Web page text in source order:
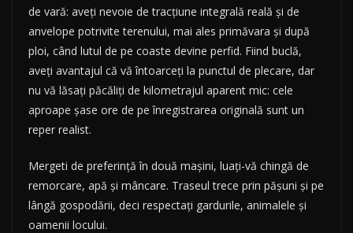
de vară: aveți nevoie de tracțiune integrală reală și de
anvelope potrivite terenului, mai ales primăvara și după
ploi, când lutul de pe coaste devine perfid. Fiind buclă,
aveți avantajul că vă întoarceți la punctul de plecare, dar
nu vă lăsați păcăliți de kilometrajul aparent mic: cele
aproape șase ore de pe înregistrarea originală sunt un
reper realist.
Mergeti de preferință în două mașini, luați-vă chingă de
remorcare, apă și mâncare. Traseul trece prin pășuni și pe
lângă gospodării, deci respectați gardurile, animalele și
oamenii locului.